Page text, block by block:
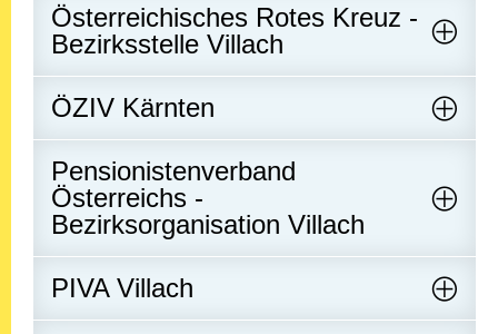
Österreichisches Rotes Kreuz -
Bezirksstelle Villach
ÖZIV Kärnten
Pensionistenverband
Österreichs -
Bezirksorganisation Villach
PIVA Villach